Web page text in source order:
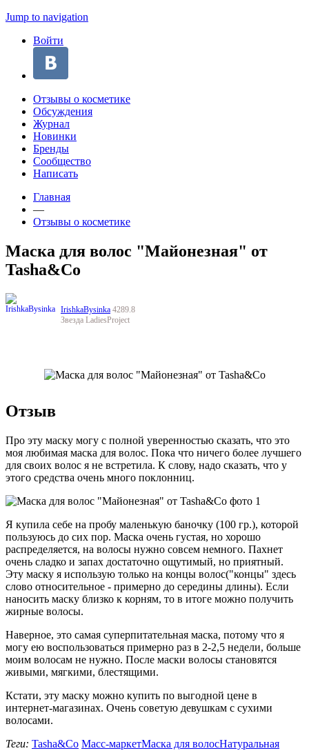
Jump to navigation
Войти
Отзывы о косметике
Обсуждения
Журнал
Новинки
Бренды
Сообщество
Написать
Главная
—
Отзывы о косметике
Маска для волос "Майонезная" от
Tasha&Co
IrishkaBysinka 4289.8
Звезда LadiesProject
Отзыв
Про эту маску могу с полной уверенностью сказать, что это
моя любимая маска для волос. Пока что ничего более лучшего
для своих волос я не встретила. К слову, надо сказать, что у
этого средства очень много поклонниц.
Я купила себе на пробу маленькую баночку (100 гр.), которой
пользуюсь до сих пор. Маска очень густая, но хорошо
распределяется, на волосы нужно совсем немного. Пахнет
очень сладко и запах достаточно ощутимый, но приятный.
Эту маску я использую только на концы волос("концы" здесь
слово относительное - примерно до середины длины). Если
наносить маску близко к корням, то в итоге можно получить
жирные волосы.
Наверное, это самая суперпитательная маска, потому что я
могу ею воспользоваться примерно раз в 2-2,5 недели, больше
моим волосам не нужно. После маски волосы становятся
живыми, мягкими, блестящими.
Кстати, эту маску можно купить по выгодной цене в
интернет-магазинах. Очень советую девушкам с сухими
волосами.
Теги: Tasha&Co Масс-маркетМаска для волосНатуральная